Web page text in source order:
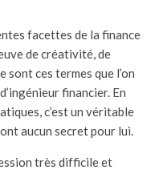
facettes de la finance
de créativité, de
sont ces termes que l’on
financier. En
c’est un véritable
aucun secret pour lui.
très difficile et